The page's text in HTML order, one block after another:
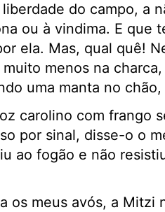
do campo, a
ou à vindima. E que
ela. Mas, qual quê!
menos na
uma manta no
carolino com frango
por sinal, disse-o o
ao fogão e não
os meus avós, a Mitzi